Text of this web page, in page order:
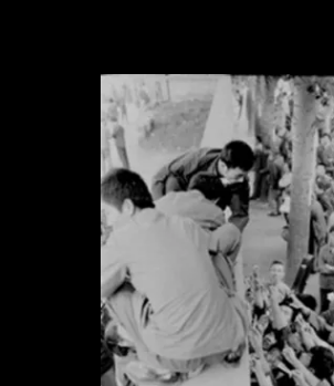
M+藏品
進一步篩選
關於M+藏品